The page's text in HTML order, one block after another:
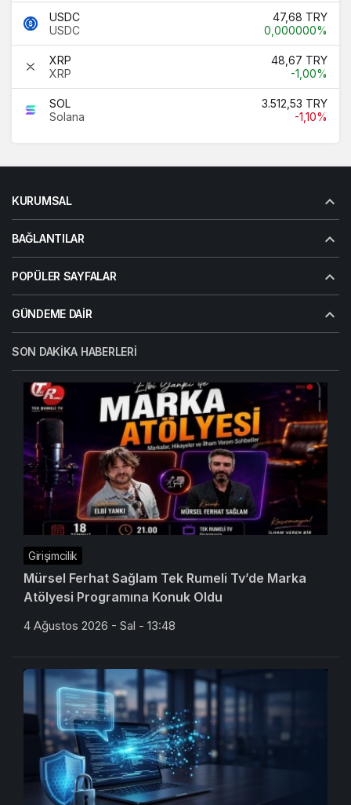
USDC
USDC
47,68 TRY
0,000000%
XRP
XRP
48,67 TRY
-1,00%
SOL
Solana
3.512,53 TRY
-1,10%
KURUMSAL
BAĞLANTILAR
POPÜLER SAYFALAR
GÜNDEME DAIR
SON DAKIKA HABERLERI
Girişimcilik
Mürsel Ferhat Sağlam Tek Rumeli Tv’de Marka
Atölyesi Programına Konuk Oldu
4 Ağustos 2026 - Sal - 13:48